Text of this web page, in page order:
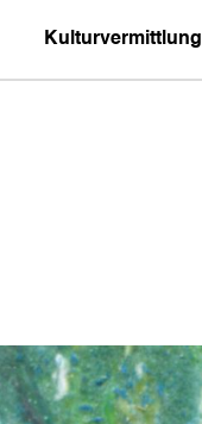
Kulturvermittlung